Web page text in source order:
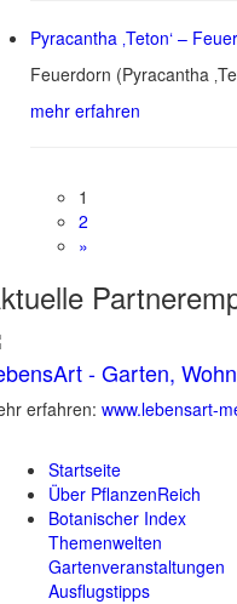
Pyracantha ‚Teton‘ –
Feuerdorn (Pyracantha
mehr erfahren
1
2
»
- Garten,
erfahren: www.lebensart-
Startseite
Über PflanzenReich
Botanischer Index
Themenwelten
Gartenveranstaltungen
Ausflugstipps